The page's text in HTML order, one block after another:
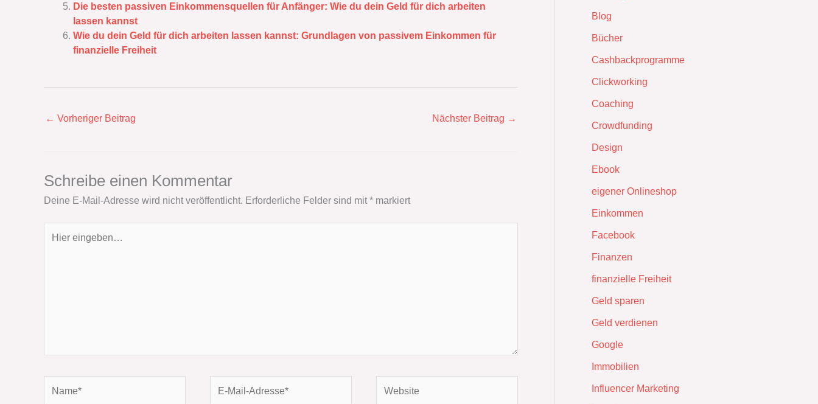
Die besten passiven Einkommensquellen für Anfänger: Wie du dein Geld für dich arbeiten
lassen kannst
Wie du dein Geld für dich arbeiten lassen kannst: Grundlagen von passivem Einkommen für
finanzielle Freiheit
← Vorheriger Beitrag Nächster Beitrag →
Schreibe einen Kommentar
Deine E-Mail-Adresse wird nicht veröffentlicht. Erforderliche Felder sind mit * markiert
eingeben…
Mail-
Blog
Bücher
Cashbackprogramme
Clickworking
Coaching
Crowdfunding
Design
Ebook
eigener Onlineshop
Einkommen
Facebook
Finanzen
finanzielle Freiheit
Geld sparen
Geld verdienen
Google
Immobilien
Influencer Marketing